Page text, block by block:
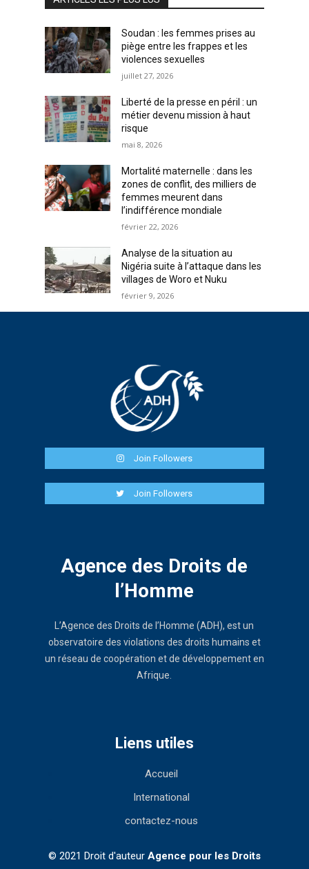
Soudan : les femmes prises au
piège entre les frappes et les
violences sexuelles
juillet 27, 2026
Liberté de la presse en péril : un
métier devenu mission à haut
risque
mai 8, 2026
Mortalité maternelle : dans les
zones de conflit, des milliers de
femmes meurent dans
l’indifférence mondiale
février 22, 2026
Analyse de la situation au
Nigéria suite à l’attaque dans les
villages de Woro et Nuku
février 9, 2026
Join Followers
Join Followers
Agence des Droits de
l’Homme
L’Agence des Droits de l’Homme (ADH), est un
observatoire des violations des droits humains et
un réseau de coopération et de développement en
Afrique.
Liens utiles
Accueil
International
contactez-nous
© 2021 Droit d'auteur Agence pour les Droits